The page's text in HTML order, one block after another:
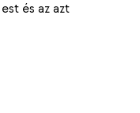
és az azt